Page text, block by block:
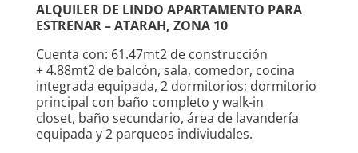
ALQUILER DE LINDO APARTAMENTO PARA
ESTRENAR – ATARAH, ZONA 10
Cuenta con: 61.47mt2 de construcción
+ 4.88mt2 de balcón, sala, comedor, cocina
integrada equipada, 2 dormitorios; dormitorio
principal con baño completo y walk-in
closet, baño secundario, área de lavandería
equipada y 2 parqueos indiviudales.